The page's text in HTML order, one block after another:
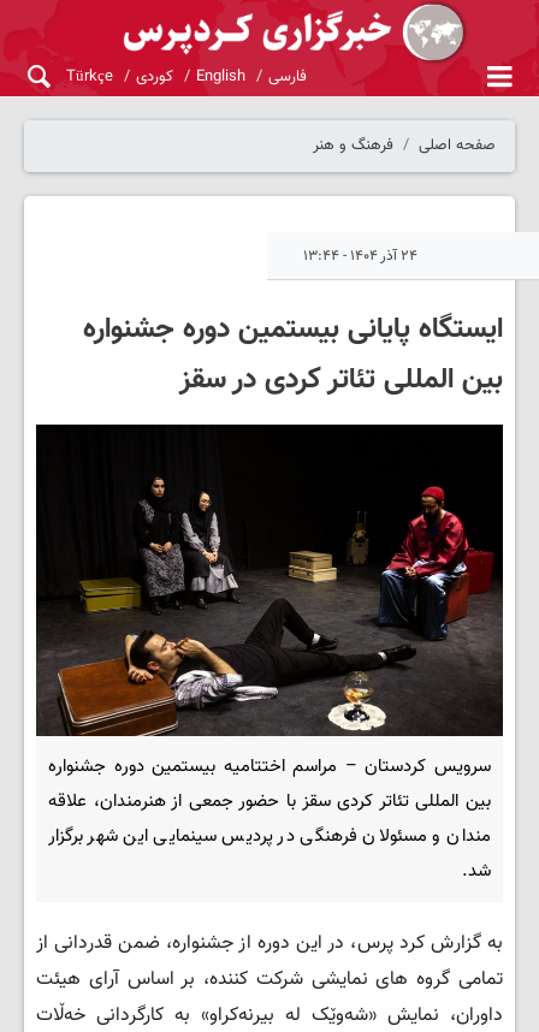
فارسی English کوردی Türkçe
صفحه اصلی فرهنگ و هنر
۲۴ آذر ۱۴۰۴ - ۱۳:۴۴
ایستگاه پایانی بیستمین دوره جشنواره
بین المللی تئاتر کردی در سقز
سرویس کردستان – مراسم اختتامیه بیستمین دوره جشنواره
بین المللی تئاتر کردی سقز با حضور جمعی از هنرمندان، علاقه
مندان و مسئولان فرهنگی در پردیس سینمایی این شهر برگزار
شد.
به گزارش کرد پرس، در این دوره از جشنواره، ضمن قدردانی از
تمامی گروه های نمایشی شرکت کننده، بر اساس آرای هیئت
داوران، نمایش «شەوێک له بیرنەکراو» به کارگردانی خەڵات